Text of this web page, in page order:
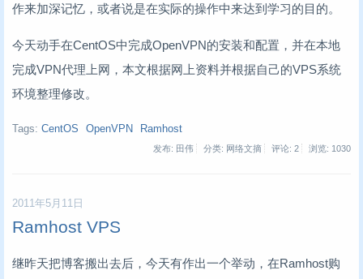
作来加深记忆，或者说是在实际的操作中来达到学习的目的。
今天动手在CentOS中完成OpenVPN的安装和配置，并在本地
完成VPN代理上网，本文根据网上资料并根据自己的VPS系统
环境整理修改。
Tags: CentOS OpenVPN Ramhost
发布: 田伟 分类: 网络文摘 评论: 2 浏览: 1030
2011年5月11日
Ramhost VPS
继昨天把博客搬出去后，今天有作出一个举动，在Ramhost购